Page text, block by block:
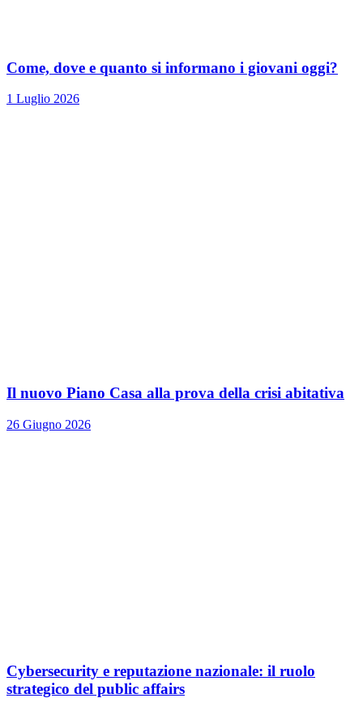
Come, dove e quanto si informano i giovani oggi?
1 Luglio 2026
Il nuovo Piano Casa alla prova della crisi abitativa
26 Giugno 2026
Cybersecurity e reputazione nazionale: il ruolo
strategico del public affairs